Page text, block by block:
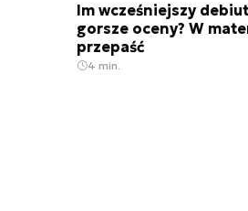
Im wcześniejszy
gorsze oceny? W
przepaść
4 min.